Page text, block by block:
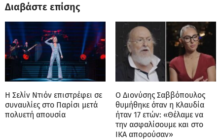
Διαβάστε επίσης
Η Σελίν Ντιόν επιστρέφει σε
συναυλίες στο Παρίσι μετά
πολυετή απουσία
Ο Διονύσης Σαββόπουλος
θυμήθηκε όταν η Κλαυδία
ήταν 17 ετών: «Θέλαμε να
την ασφαλίσουμε και στο
ΙΚΑ απορούσαν»